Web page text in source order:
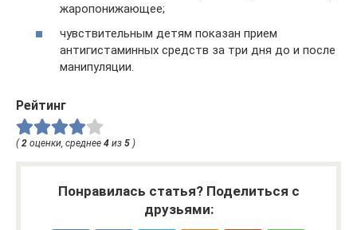
жаропонижающее;
чувствительным детям показан прием
антигистаминных средств за три дня до и после
манипуляции.
Рейтинг
( 2 оценки, среднее 4 из 5 )
Понравилась статья? Поделиться с
друзьями: